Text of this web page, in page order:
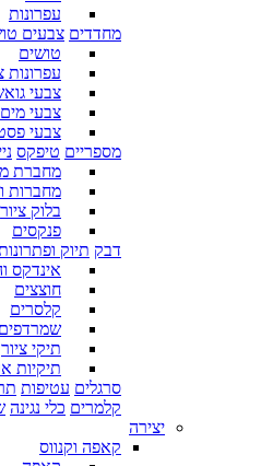
עפרונות
מחדדים צבעים
טושים
עפרונות
צבעי
צבעי מים
צבעי
מספריים טיפקס
מחברת
מחברות
בלוק ציור
פנקסים
דבק תיוק
אינדקס
חוצצים
קלסרים
שמרדפים
תיקי ציור
תיקיות
סרגלים עטיפות
קלמרים כלי נגינה
יצירה
קאפה וקנווס